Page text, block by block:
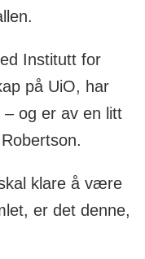
Institutt for
på UiO, har
og er av en litt
klare å være
er det denne,